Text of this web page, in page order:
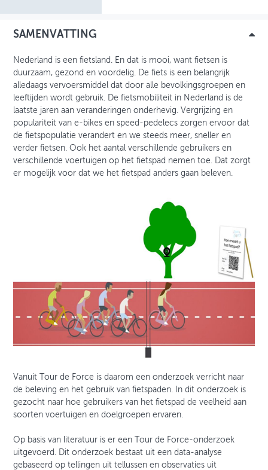
SAMENVATTING
Nederland is een fietsland. En dat is mooi, want fietsen is
duurzaam, gezond en voordelig. De fiets is een belangrijk
alledaags vervoersmiddel dat door alle bevolkingsgroepen en
leeftijden wordt gebruik. De fietsmobiliteit in Nederland is de
laatste jaren aan veranderingen onderhevig. Vergrijzing en
populariteit van e-bikes en speed-pedelecs zorgen ervoor dat
de fietspopulatie verandert en we steeds meer, sneller en
verder fietsen. Ook het aantal verschillende gebruikers en
verschillende voertuigen op het fietspad nemen toe. Dat zorgt
er mogelijk voor dat we het fietspad anders gaan beleven.
Vanuit Tour de Force is daarom een onderzoek verricht naar
de beleving en het gebruik van fietspaden. In dit onderzoek is
gezocht naar hoe gebruikers van het fietspad de veelheid aan
soorten voertuigen en doelgroepen ervaren.
Op basis van literatuur is er een Tour de Force-onderzoek
uitgevoerd. Dit onderzoek bestaat uit een data-analyse
gebaseerd op tellingen uit tellussen en observaties uit